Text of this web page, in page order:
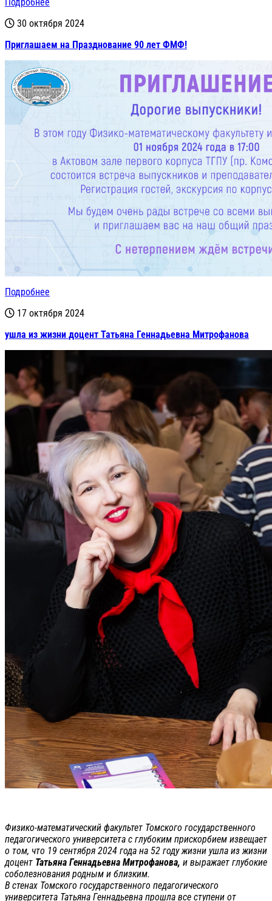
30 октября 2024
Приглашаем на Празднование 90 лет ФМФ!
Подробнее
17 октября 2024
ушла из жизни доцент Татьяна Геннадьевна Митрофанова
Физико-математический факультет Томского государственного
педагогического университета с глубоким прискорбием извещает
о том, что 19 сентября 2024 года на 52 году жизни ушла из жизни
доцент Татьяна Геннадьевна Митрофанова, и выражает глубокие
соболезнования родным и близким.
В стенах Томского государственного педагогического
университета Татьяна Геннадьевна прошла все ступени от